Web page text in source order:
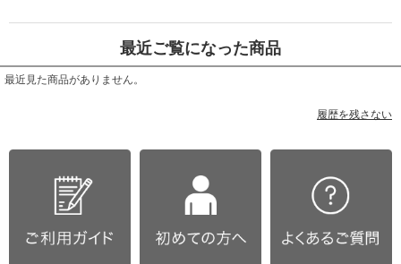
最近ご覧になった商品
最近見た商品がありません。
履歴を残さない